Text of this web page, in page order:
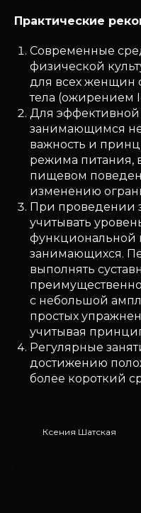
Практические
Современные
физической
для всех женщин
тела (ожирением
Для
занимающимся
важность и
режима питания,
пищевом
изменению
При проведении
учитывать
функциональной
занимающихся.
выполнять
с небольшой
простых
учитывая
Регулярные
достижению
более короткий
Ксения Шатская